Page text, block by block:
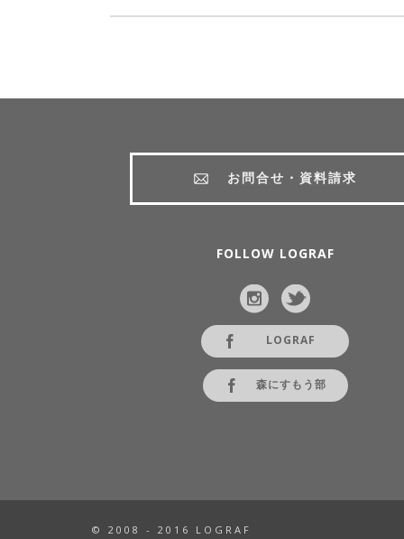
お問合せ・資料請求
FOLLOW LOGRAF
LOGRAF
森にすもう部
© 2008 - 2016 LOGRAF